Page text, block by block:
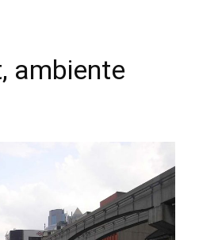
ambiente